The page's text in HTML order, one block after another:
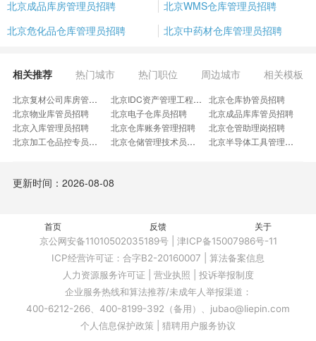
北京成品库房管理员招聘
北京WMS仓库管理员招聘
北京危化品仓库管理员招聘
北京中药材仓库管理员招聘
相关推荐 热门城市 热门职位 周边城市 相关模板
北京复材公司库房管理岗招聘 北京IDC资产管理工程师招聘
北京仓库协管员招聘
北京物业库管员招聘
北京电子仓库员招聘
北京成品库库管员招聘
北京入库管理员招聘
北京仓库账务管理招聘
北京仓管助理岗招聘
北京加工仓品控专员招聘
北京仓储管理技术员招聘
北京半导体工具管理招聘
北京粮库保管员招聘
北京成品库管岗招聘
北京仓库资深专员招聘
北京仓库验货员招聘 北京理货管理员招聘
更新时间：2026-08-08
首页 反馈 关于